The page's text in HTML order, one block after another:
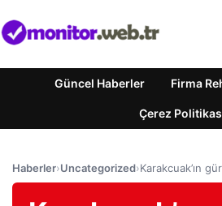
Güncel Haberler Firma
Çerez
Haberler›Uncategorized›Karakcuak’ın